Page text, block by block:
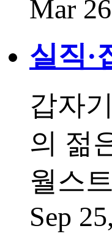
Mar
실직·
갑자
의 젊
월스
Sep